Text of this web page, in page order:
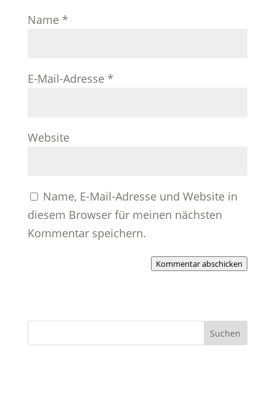
Name *
E-Mail-Adresse *
Website
Name, E-Mail-Adresse und Website in
diesem Browser für meinen nächsten
Kommentar speichern.
Kommentar abschicken